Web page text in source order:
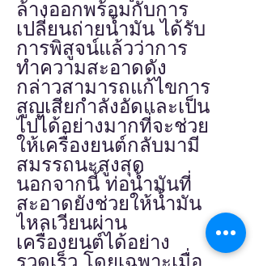
ล้างออกพร้อมกับการ
เปลี่ยนถ่ายน้ำมัน ได้รับ
การพิสูจน์แล้วว่าการ
ทำความสะอาดดัง
กล่าวสามารถแก้ไขการ
สูญเสียกำลังอัดและเป็น
ไปได้อย่างมากที่จะช่วย
ให้เครื่องยนต์กลับมามี
สมรรถนะสูงสุด
นอกจากนี้ ท่อน้ำมันที่
สะอาดยังช่วยให้น้ำมัน
ไหลเวียนผ่าน
เครื่องยนต์ได้อย่าง
รวดเร็ว โดยเฉพาะเมื่อ